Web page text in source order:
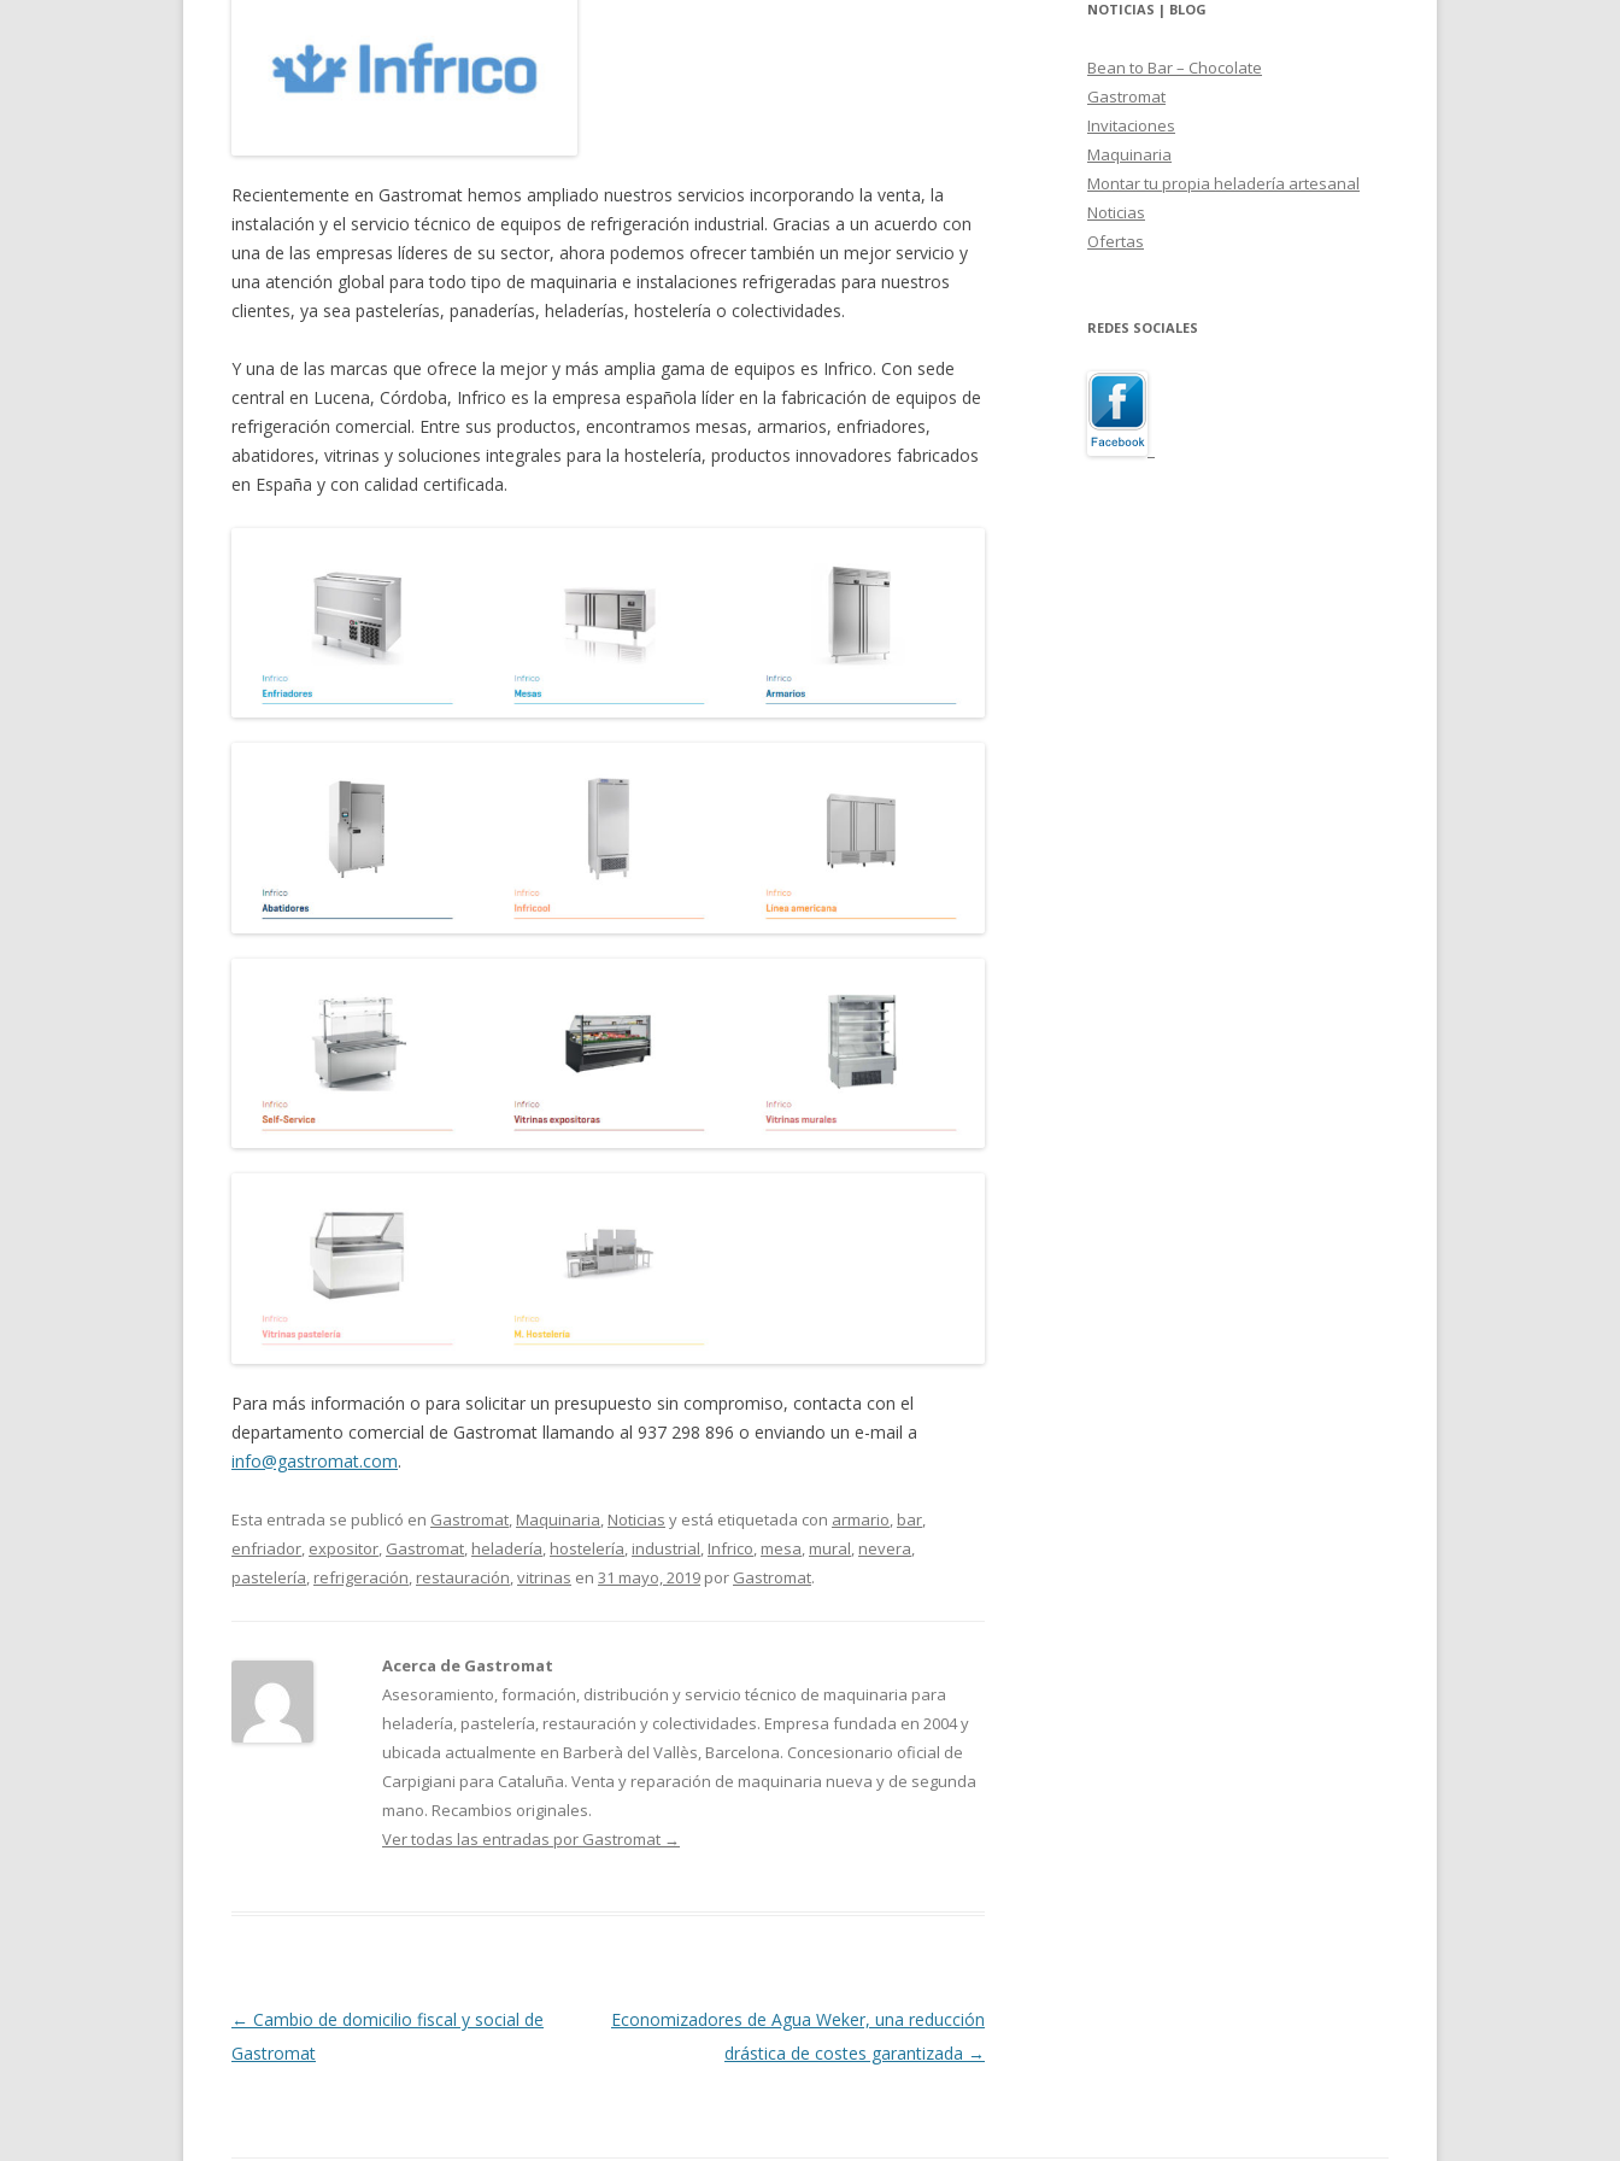
VITRINAS DE HELADOS
Recientemente en Gastromat hemos ampliado nuestros servicios incorporando la venta, la
instalación y el servicio técnico de equipos de refrigeración industrial. Gracias a un acuerdo con
una de las empresas líderes de su sector, ahora podemos ofrecer también un mejor servicio y
una atención global para todo tipo de maquinaria e instalaciones refrigeradas para nuestros
clientes, ya sea pastelerías, panaderías, heladerías, hostelería o colectividades.
Y una de las marcas que ofrece la mejor y más amplia gama de equipos es Infrico. Con sede
central en Lucena, Córdoba, Infrico es la empresa española líder en la fabricación de equipos de
refrigeración comercial. Entre sus productos, encontramos mesas, armarios, enfriadores,
abatidores, vitrinas y soluciones integrales para la hostelería, productos innovadores fabricados
en España y con calidad certificada.
Para más información o para solicitar un presupuesto sin compromiso, contacta con el
departamento comercial de Gastromat llamando al 937 298 896 o enviando un e-mail a
info@gastromat.com.
Esta entrada se publicó en Gastromat, Maquinaria, Noticias y está etiquetada con armario, bar,
enfriador, expositor, Gastromat, heladería, hostelería, industrial, Infrico, mesa, mural, nevera,
pastelería, refrigeración, restauración,vitrinas en 31 mayo, 2019 por Gastromat.
Acerca de Gastromat
Asesoramiento, formación, distribución y servicio técnico de maquinaria para
heladería, pastelería, restauración y colectividades. Empresa fundada en 2004 y
ubicada actualmente en Barberà del Vallès, Barcelona. Concesionario oficial de
Carpigiani para Cataluña. Venta y reparación de maquinaria nueva y de segunda
mano. Recambios originales.
Ver todas las entradas por Gastromat →
Navegación
de
← Cambio de domicilio fiscal y social de
Gastromat
Economizadores de Agua Weker, una reducción
drástica de costes garantizada →
NOTICIAS | BLOG
Bean to Bar – Chocolate
Gastromat
Invitaciones
Maquinaria
Montar tu propia heladería artesanal
Noticias
Ofertas
REDES SOCIALES